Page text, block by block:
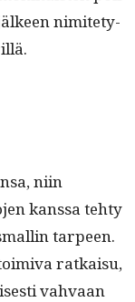
nimite­ty­
niin
kanssa tehty
tarpeen.
ratkaisu,
vah­vaan